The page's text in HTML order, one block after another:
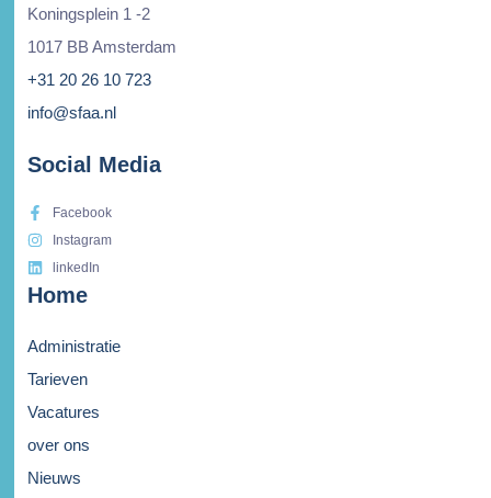
Koningsplein 1 -2
1017 BB Amsterdam
+31 20 26 10 723
info@sfaa.nl
Social Media
Facebook
Instagram
linkedIn
Home
Administratie
Tarieven
Vacatures
over ons
Nieuws